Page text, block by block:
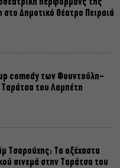
στο Δημοτικό Θέατρο Πειραιά
comedy των Φουντούλη-
του Λαμπέτη
Τσαρούχης: Τα αξέχαστα
σινεμά στην Ταράτσα του